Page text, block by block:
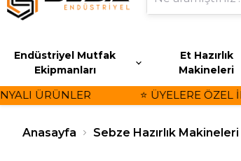
Endüstriyel Mutfak
Ekipmanları
Et Hazırlık
Makineleri
ÜRÜNLER ⭐ ÜYELERE ÖZEL
Anasayfa Sebze Hazırlık Makineleri